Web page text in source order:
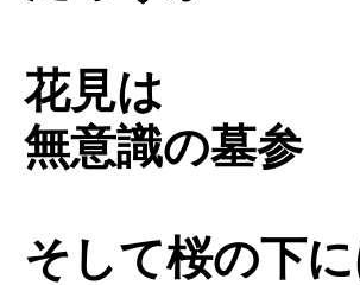
花見は
無意識の墓参
そして桜の下